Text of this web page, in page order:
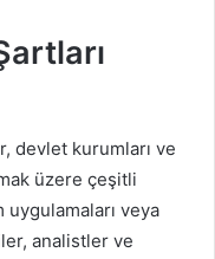
devlet kurumları ve
üzere çeşitli
uygulamaları veya
analistler ve